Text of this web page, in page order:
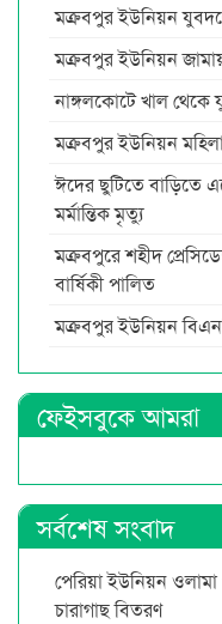
মক্রবপুর ইউনিয়ন
মক্রবপুর ইউনিয়ন
নাঙ্গলকোটে খাল থেকে
মক্রবপুর ইউনিয়ন
ঈদের ছুটিতে বাড়িতে
মর্মান্তিক মৃত্যু
মক্রবপুরে শহীদ
বার্ষিকী পালিত
মক্রবপুর ইউনিয়ন
ফেইসবুকে আমরা
সর্বশেষ সংবাদ
পেরিয়া ইউনিয়ন
চারাগাছ বিতরণ